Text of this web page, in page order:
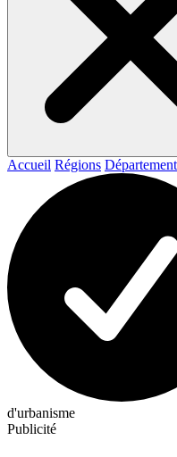
Accueil Régions
d'urbanisme
Publicité